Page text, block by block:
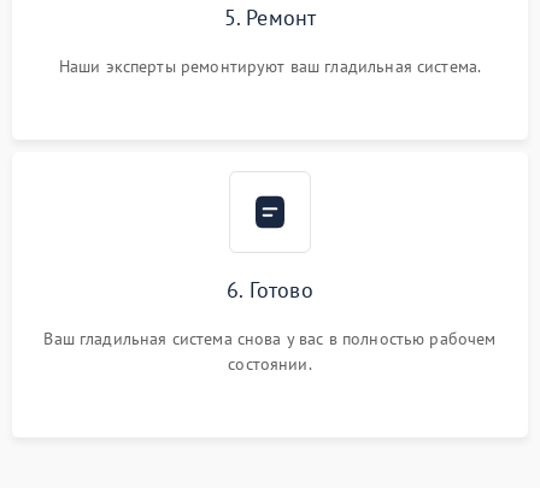
5. Ремонт
Наши эксперты ремонтируют ваш гладильная система.
6. Готово
Ваш гладильная система снова у вас в полностью рабочем
состоянии.